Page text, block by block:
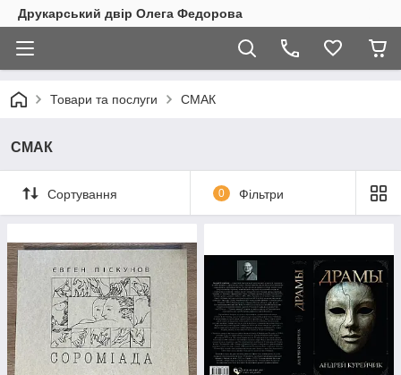
Друкарський двір Олега Федорова
Товари та послуги СМАК
СМАК
Сортування 0 Фільтри